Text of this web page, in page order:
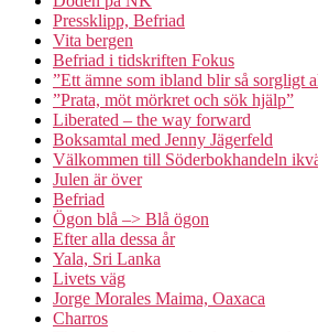
Pressklipp, Befriad
Vita bergen
Befriad i tidskriften Fokus
”Ett ämne som ibland blir så sorgligt
”Prata, möt mörkret och sök hjälp”
Liberated – the way forward
Boksamtal med Jenny Jägerfeld
Välkommen till Söderbokhandeln
Julen är över
Befriad
Ögon blå –> Blå ögon
Efter alla dessa år
Yala, Sri Lanka
Livets väg
Jorge Morales Maima, Oaxaca
Charros